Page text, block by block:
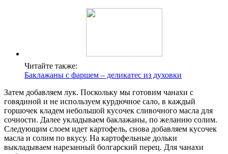
Читайте также:
Баклажаны с фаршем – деликатес из духовки
Затем добавляем лук. Поскольку мы готовим чанахи с
говядиной и не используем курдючное сало, в каждый
горшочек кладем небольшой кусочек сливочного масла для
сочности. Далее укладываем баклажаны, по желанию солим.
Следующим слоем идет картофель, снова добавляем кусочек
масла и солим по вкусу. На картофельные дольки
выкладываем нарезанный болгарский перец. Для чанахи